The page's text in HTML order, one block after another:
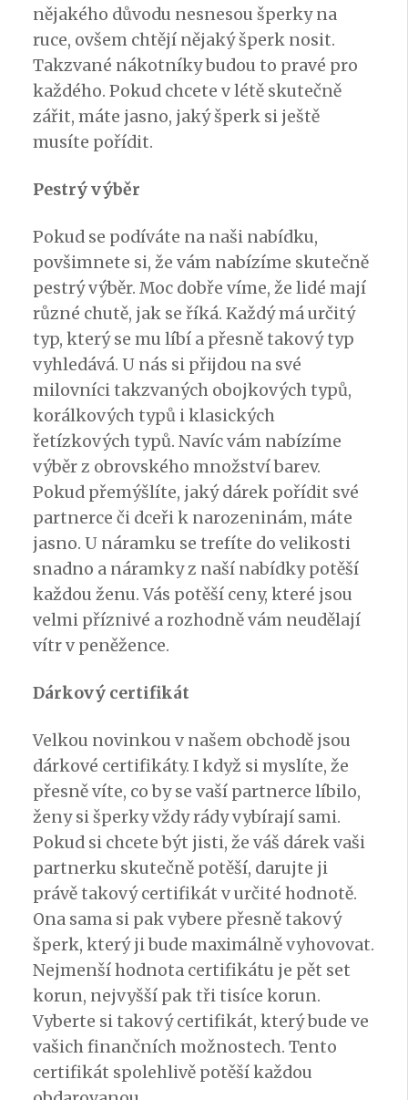
nějakého důvodu nesnesou šperky na
ruce, ovšem chtějí nějaký šperk nosit.
Takzvané nákotníky budou to pravé pro
každého. Pokud chcete v létě skutečně
zářit, máte jasno, jaký šperk si ještě
musíte pořídit.
Pestrý výběr
Pokud se podíváte na naši nabídku,
povšimnete si, že vám nabízíme skutečně
pestrý výběr. Moc dobře víme, že lidé mají
různé chutě, jak se říká. Každý má určitý
typ, který se mu líbí a přesně takový typ
vyhledává. U nás si přijdou na své
milovníci takzvaných obojkových typů,
korálkových typů i klasických
řetízkových typů. Navíc vám nabízíme
výběr z obrovského množství barev.
Pokud přemýšlíte, jaký dárek pořídit své
partnerce či dceři k narozeninám, máte
jasno. U náramku se trefíte do velikosti
snadno a náramky z naší nabídky potěší
každou ženu. Vás potěší ceny, které jsou
velmi příznivé a rozhodně vám neudělají
vítr v peněžence.
Dárkový certifikát
Velkou novinkou v našem obchodě jsou
dárkové certifikáty. I když si myslíte, že
přesně víte, co by se vaší partnerce líbilo,
ženy si šperky vždy rády vybírají sami.
Pokud si chcete být jisti, že váš dárek vaši
partnerku skutečně potěší, darujte ji
právě takový certifikát v určité hodnotě.
Ona sama si pak vybere přesně takový
šperk, který ji bude maximálně vyhovovat.
Nejmenší hodnota certifikátu je pět set
korun, nejvyšší pak tři tisíce korun.
Vyberte si takový certifikát, který bude ve
vašich finančních možnostech. Tento
certifikát spolehlivě potěší každou